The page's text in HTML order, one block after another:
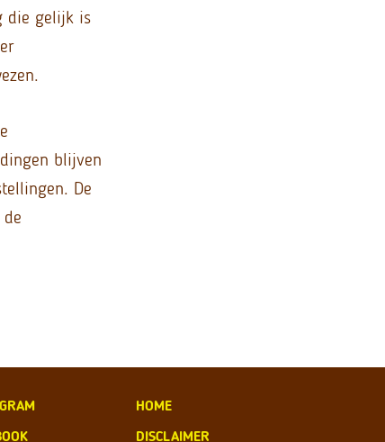
die gelijk is
blijven
De
HOME
DISCLAIMER